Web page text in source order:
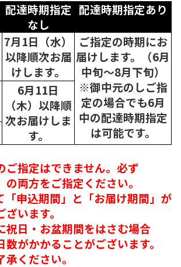
配達時期指定
なし
配達時期指定あり
7月1日（水）
以降順次お届
けします。
ご指定の時期にお
届けします。（6月
中旬～8月下旬）
※御中元のしご指
定の場合でも6月
中の配達時期指定
は可能です。
6月11日
（木）以降順
次お届けしま
す。
指定はできません。必ず
の両方をご指定ください。
申込期間」と「お届け期間」が
います。
日・お盆期間をはさむ場合
がかかることがございます。
承ください。